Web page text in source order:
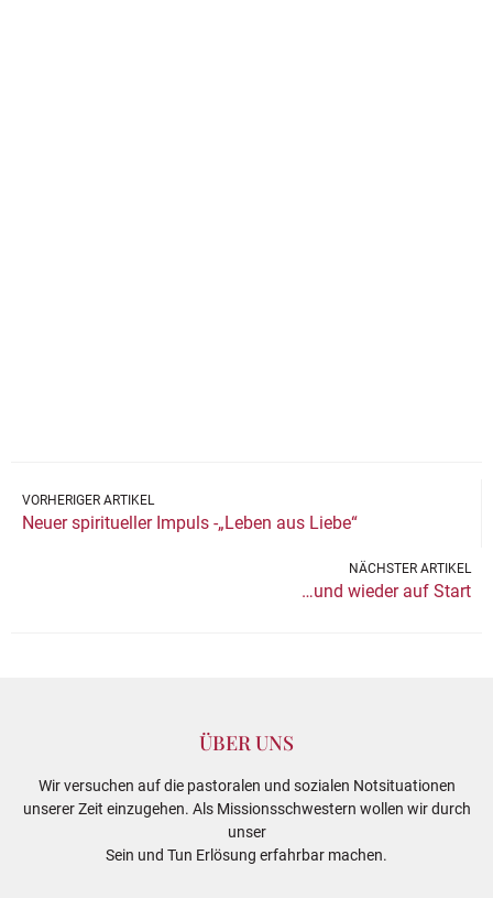
VORHERIGER ARTIKEL
Neuer spiritueller Impuls -„Leben aus Liebe“
NÄCHSTER ARTIKEL
…und wieder auf Start
ÜBER UNS
Wir versuchen auf die pastoralen und sozialen Notsituationen
unserer Zeit einzugehen. Als Missionsschwestern wollen wir durch
unser
Sein und Tun Erlösung erfahrbar machen.